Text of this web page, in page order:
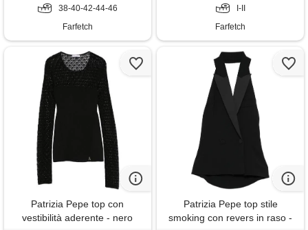
38-40-42-44-46
Farfetch
I-II
Farfetch
Patrizia Pepe top con
vestibilità aderente - nero
Patrizia Pepe top stile
smoking con revers in raso -